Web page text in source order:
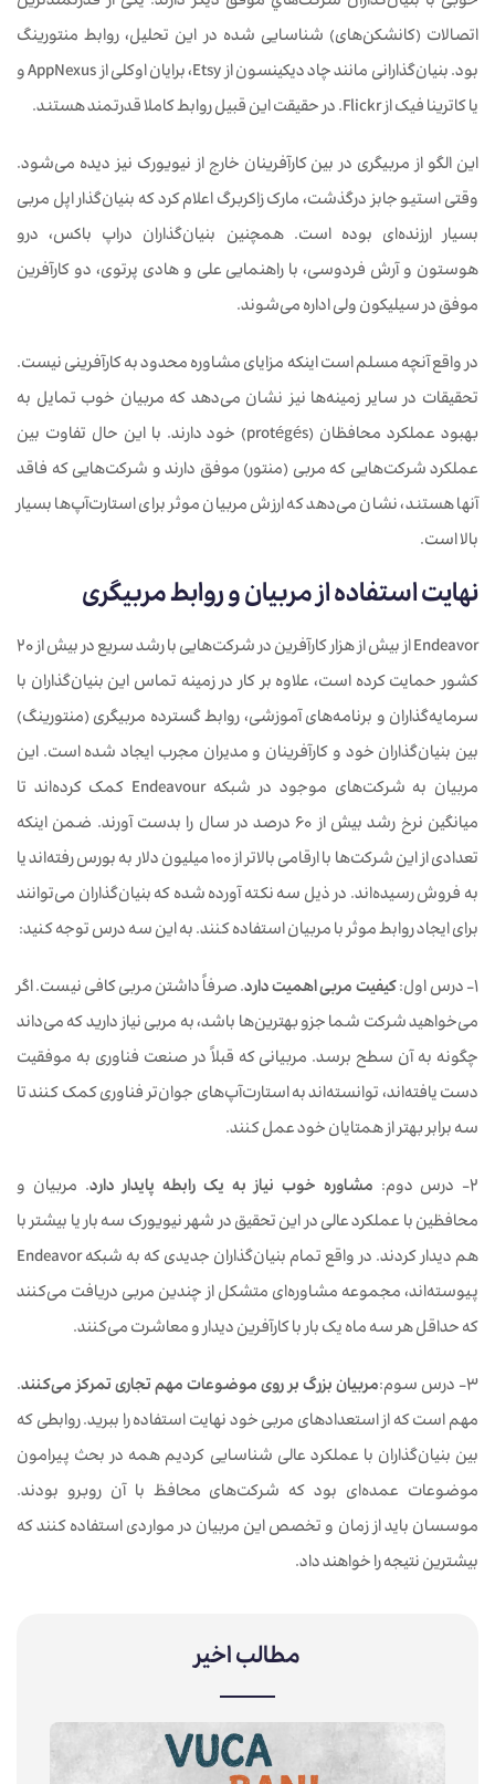
مطالب اخیر
اتصالات (کانشکن‌های) شناسایی شده در این تحلیل، روابط منتورینگ
بود. بنیان‌گذارانی مانند چاد دیکینسون از Etsy، برایان اوکلی از AppNexus و
یا کاترینا فیک از Flickr. در حقیقت این قبیل روابط کاملا قدرتمند هستند.
این الگو از مربیگری در بین کارآفرینان خارج از نیویورک نیز دیده می‌شود.
وقتی استیو جابز درگذشت، مارک زاکربرگ اعلام کرد که بنیان‌گذار اپل مربی
بسیار ارزنده‌ای بوده است. همچنین بنیان‌گذاران دراپ باکس، درو
هوستون و آرش فردوسی، با راهنمایی علی و هادی پرتوی، دو کارآفرین
موفق در سیلیکون ولی اداره می‌شوند.
در واقع آنچه مسلم است اینکه مزایای مشاوره محدود به کارآفرینی نیست.
تحقیقات در سایر زمینه‌ها نیز نشان می‌دهد که مربیان خوب تمایل به
بهبود عملکرد محافظان (protégés) خود دارند. با این حال تفاوت بین
عملکرد شرکت‌هایی که مربی (منتور) موفق دارند و شرکت‌هایی که فاقد
آنها هستند، نشان می‌دهد که ارزش مربیان موثر برای استارت‌آپ‌ها بسیار
بالا است.
نهایتاستفاده از مربیان و روابط مربیگری
Endeavor از بیش از هزار کارآفرین در شرکت‌هایی با رشد سریع در بیش از 20
کشور حمایت کرده است، علاوه بر کار در زمینه تماس این بنیان‌گذاران با
سرمایه‌گذاران و برنامه‌های آموزشی، روابط گسترده‌ مربیگری (منتورینگ)
بین بنیان‌گذاران خود و کارآفرینان و مدیران مجرب ایجاد شده است. این
مربیان به شرکت‌های موجود در شبکه Endeavour کمک کرده‌اند تا
میانگین ​​نرخ رشد بیش از 60 درصد در سال را بدست آورند. ضمن اینکه
تعدادی از این شرکت‌ها با ارقامی بالاتر از 100 میلیون دلار به بورس رفته‌اند یا
به فروش رسیده‌اند. در ذیل سه ​​نکته آورده شده که بنیان‌گذاران می‌توانند
برای ایجاد روابط موثر با مربیان استفاده کنند. به این سه درس توجه کنید:
۱- درس اول: کیفیت مربی اهمیت دارد. صرفاً داشتن مربی کافی نیست. اگر
می‌خواهید شرکت شما جزو بهترین‌ها باشد، به مربی نیاز دارید که می‌داند
چگونه به آن سطح برسد. مربیانی که قبلاً در صنعت فناوری به موفقیت
دست یافته‌اند، توانسته‌اند به استارت‌آپ‌های جوان‌تر فناوری کمک کنند تا
سه برابر بهتر از همتایان خود عمل کنند.
۲- درس دوم: مشاوره خوب نیاز به یک رابطه پایدار دارد. مربیان و
محافظین با عملکرد عالی در این تحقیق در شهر نیویورک سه بار یا بیشتر با
هم دیدار کردند. در واقع تمام بنیان‌گذاران جدیدی که به شبکه Endeavor
پیوسته‌اند، مجموعه مشاوره‌ای متشکل از چندین مربی دریافت می‌کنند
که حداقل هر سه ماه یک بار با کارآفرین دیدار و معاشرت می‌کنند.
۳- درس سوم: مربیان بزرگ بر روی موضوعات مهم تجاری تمرکز میکنند.
مهم است که از استعدادهای مربی خود نهایت استفاده را ببرید. روابطی که
بین بنیان‌گذاران با عملکرد عالی شناسایی کردیم همه در بحث پیرامون
موضوعات عمده‌ای بود که شرکت‌های محافظ با آن روبرو بودند.
موسسان باید از زمان و تخصص این مربیان در مواردی استفاده کنند که
بیشترین نتیجه را خواهند داد.